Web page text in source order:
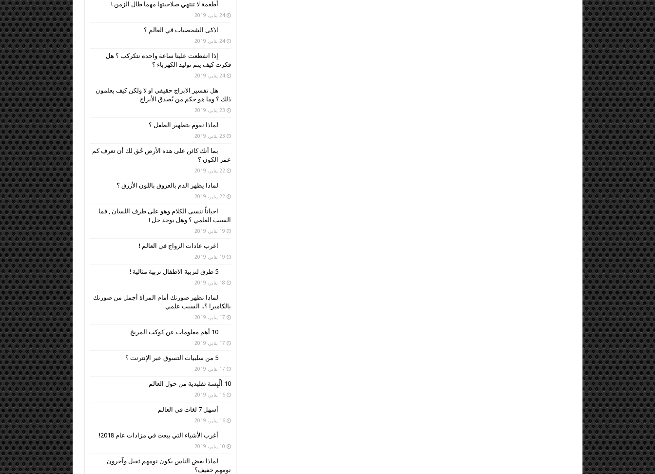
أطعمة لا تنتهي صلاحيتها مهما طال الزمن !
24 يناير، 2019
اذكى الشخصيات في العالم ؟
24 يناير، 2019
إذا انقطعت علينا ساعة واحده نتكركب ؟ هل
فكرت كيف يتم توليد الكهرباء ؟
24 يناير، 2019
هل تفسير الابراج حقيقي او لا ولكن كيف يعلمون
ذلك ؟ وما هو حكم من يُصدق الأبراج
23 يناير، 2019
لماذا نقوم بتطهير الطفل ؟
23 يناير، 2019
بما أنك كائن على هذه الأرض حُق لك أن تعرف كم
عمر الكون ؟
22 يناير، 2019
لماذا يظهر الدم بالعروق باللون الأزرق ؟
22 يناير، 2019
احياناً ننسى الكلام وهو على طرف اللسان , فما
السبب العلمي ؟ وهل يوجد حل !
19 يناير، 2019
اغرب عادات الزواج في العالم !
19 يناير، 2019
5 طرق لتربية الاطفال تربية مثالية !
18 يناير، 2019
لماذا تظهر صورتك أمام المرآة أجمل من صورتك
بالكاميرا ؟.. السبب علمي
17 يناير، 2019
10 أهم معلومات عن كوكب المريخ
17 يناير، 2019
5 من سلبيات التسوق عبر الإنترنت ؟
17 يناير، 2019
10 ألْبِسة تقليدية من حول العالم
16 يناير، 2019
أسهل 7 لغات في العالم
16 يناير، 2019
أغرب الأشياء التي بيعت في مزادات عام 2018!
10 يناير، 2019
لماذا بعض الناس يكون نومهم ثقيل وآخرون
نومهم خفيف؟